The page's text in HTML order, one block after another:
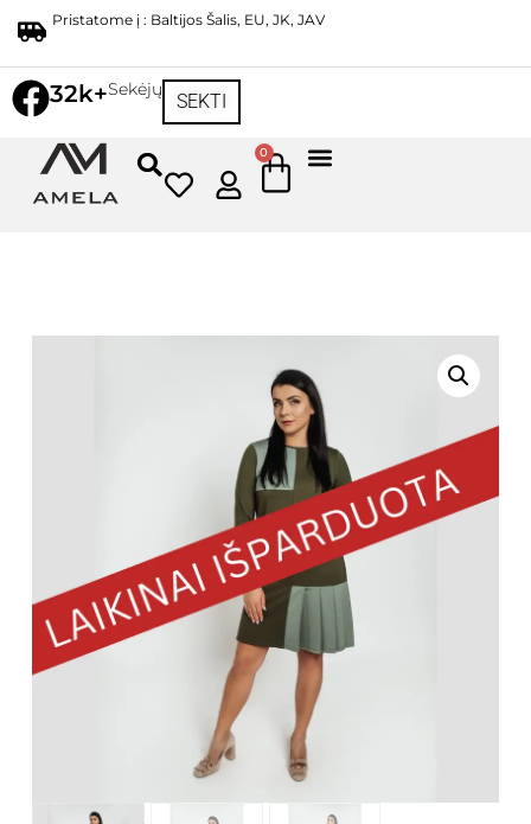
Pristatome į : Baltijos Šalis, EU, JK, JAV
32k+Sekėjų
SEKTI
0